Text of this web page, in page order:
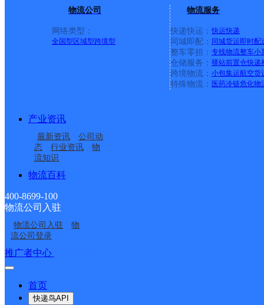
物流公司
网络类型：
全国型 区域型跨境型
物流服务
快递快运： 快运快递
同城即配： 同城货运即时配
整车零担： 专线物流整车小
仓储服务： 驿站前置仓快递
跨境物流： 小包集运航空货
特殊物流： 医药冷链危化物
产业资讯
最新资讯
公司动
态
行业资讯
物
流知识
物流百科
400-8699-100
物流公司入驻
物流公司入驻
物
流公司登录
推广者中心
首页
快递鸟API
分部
辽宁本溪公司太子城分
部
辽宁本溪公司明山紫金
分部
辽宁本溪北赢公司
辽宁本溪大峪公司
城建邮政支局
南地邮政支局
接口API
API接口 DEMO下载